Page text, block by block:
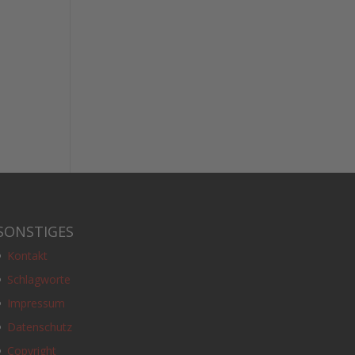
Kontakt
Schlagworte
Impressum
Datenschutz
Copyright